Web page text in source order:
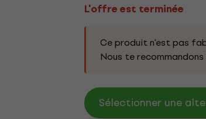
L'offre est terminée
Ce produit n'est pas
Nous te
Sélectionner une